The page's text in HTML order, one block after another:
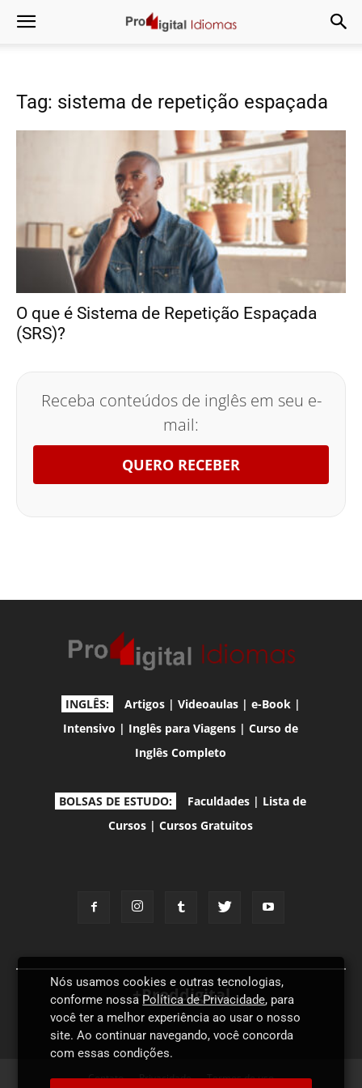
Tag: sistema de repetição espaçada
O que é Sistema de Repetição Espaçada
(SRS)?
Receba conteúdos de inglês em seu e-
mail:
QUERO RECEBER
INGLÊS: Artigos| Videoaulas| e-Book|
Intensivo | Inglês para Viagens |Curso de
Inglês Completo
BOLSAS DE ESTUDO: Faculdades | Lista de
Cursos |Cursos Gratuitos
+Proddigital
Contato Privacidade Termos de uso
Nós usamos cookies e outras tecnologias,
conforme nossaPolítica de Privacidade, para
você ter a melhor experiência ao usar o nosso
site. Ao continuar navegando, você concorda
com essas condições.